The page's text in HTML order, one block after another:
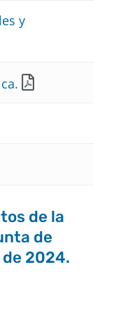
y
de la
de
2024.